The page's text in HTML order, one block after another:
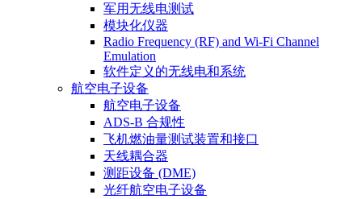
军用无线电测试
模块化仪器
Radio Frequency (RF) and Wi-Fi Channel
Emulation
软件定义的无线电和系统
航空电子设备
航空电子设备
ADS-B 合规性
飞机燃油量测试装置和接口
天线耦合器
测距设备 (DME)
光纤航空电子设备